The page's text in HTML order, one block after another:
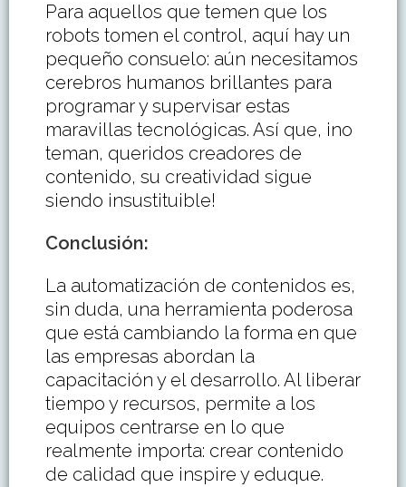
Para aquellos que temen que los
robots tomen el control, aquí hay un
pequeño consuelo: aún necesitamos
cerebros humanos brillantes para
programar y supervisar estas
maravillas tecnológicas. Así que, ¡no
teman, queridos creadores de
contenido, su creatividad sigue
siendo insustituible!
Conclusión:
La automatización de contenidos es,
sin duda, una herramienta poderosa
que está cambiando la forma en que
las empresas abordan la
capacitación y el desarrollo. Al liberar
tiempo y recursos, permite a los
equipos centrarse en lo que
realmente importa: crear contenido
de calidad que inspire y eduque.